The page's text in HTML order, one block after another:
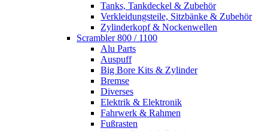
Tanks, Tankdeckel & Zubehör
Verkleidungsteile, Sitzbänke & Zubehör
Zylinderkopf & Nockenwellen
Scrambler 800 / 1100
Alu Parts
Auspuff
Big Bore Kits & Zylinder
Bremse
Diverses
Elektrik & Elektronik
Fahrwerk & Rahmen
Fußrasten